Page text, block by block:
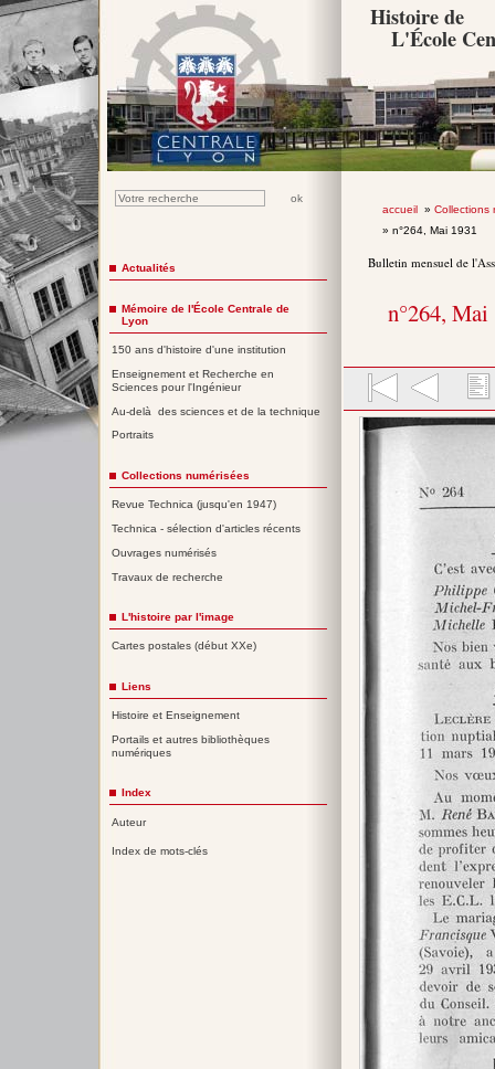
Histoire de
L'École
accueil» Collections
» n°264, Mai 1931
Bulletin mensuel de
n°264, Mai
Actualités
Mémoire de l'École Centrale de
Lyon
150 ans d'histoire d'une institution
Enseignement et Recherche en
Sciences pour l'Ingénieur
Au-delà des sciences et de la technique
Portraits
Collections numérisées
Revue Technica (jusqu'en 1947)
Technica - sélection d'articles récents
Ouvrages numérisés
Travaux de recherche
L'histoire par l'image
Cartes postales (début XXe)
Liens
Histoire et Enseignement
Portails et autres bibliothèques
numériques
Index
Auteur
Index de mots-clés